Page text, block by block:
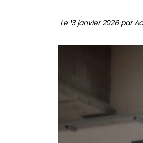
Le 13 janvier 2026 par